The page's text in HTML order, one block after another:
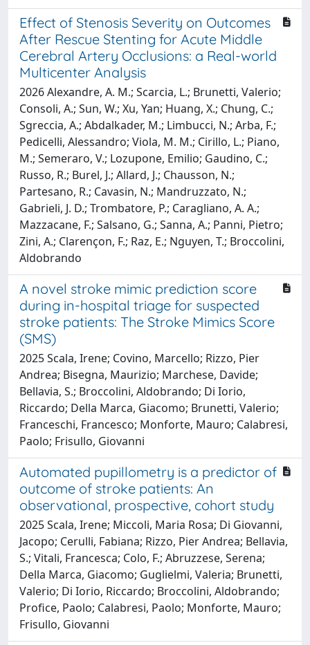
Effect of Stenosis Severity on Outcomes
After Rescue Stenting for Acute Middle
Cerebral Artery Occlusions: a Real-world
Multicenter Analysis
2026 Alexandre, A. M.; Scarcia, L.; Brunetti, Valerio;
Consoli, A.; Sun, W.; Xu, Yan; Huang, X.; Chung, C.;
Sgreccia, A.; Abdalkader, M.; Limbucci, N.; Arba, F.;
Pedicelli, Alessandro; Viola, M. M.; Cirillo, L.; Piano,
M.; Semeraro, V.; Lozupone, Emilio; Gaudino, C.;
Russo, R.; Burel, J.; Allard, J.; Chausson, N.;
Partesano, R.; Cavasin, N.; Mandruzzato, N.;
Gabrieli, J. D.; Trombatore, P.; Caragliano, A. A.;
Mazzacane, F.; Salsano, G.; Sanna, A.; Panni, Pietro;
Zini, A.; Clarençon, F.; Raz, E.; Nguyen, T.; Broccolini,
Aldobrando
A novel stroke mimic prediction score
during in-hospital triage for suspected
stroke patients: The Stroke Mimics Score
(SMS)
2025 Scala, Irene; Covino, Marcello; Rizzo, Pier
Andrea; Bisegna, Maurizio; Marchese, Davide;
Bellavia, S.; Broccolini, Aldobrando; Di Iorio,
Riccardo; Della Marca, Giacomo; Brunetti, Valerio;
Franceschi, Francesco; Monforte, Mauro; Calabresi,
Paolo; Frisullo, Giovanni
Automated pupillometry is a predictor of
outcome of stroke patients: An
observational, prospective, cohort study
2025 Scala, Irene; Miccoli, Maria Rosa; Di Giovanni,
Jacopo; Cerulli, Fabiana; Rizzo, Pier Andrea; Bellavia,
S.; Vitali, Francesca; Colo, F.; Abruzzese, Serena;
Della Marca, Giacomo; Guglielmi, Valeria; Brunetti,
Valerio; Di Iorio, Riccardo; Broccolini, Aldobrando;
Profice, Paolo; Calabresi, Paolo; Monforte, Mauro;
Frisullo, Giovanni